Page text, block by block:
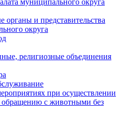
муниципального округа
органы и представительства
округа
религиозные объединения
при осуществлении
обращению с животными без